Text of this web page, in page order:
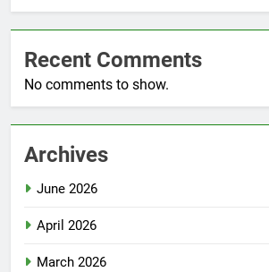
Recent Comments
No comments to show.
Archives
June 2026
April 2026
March 2026